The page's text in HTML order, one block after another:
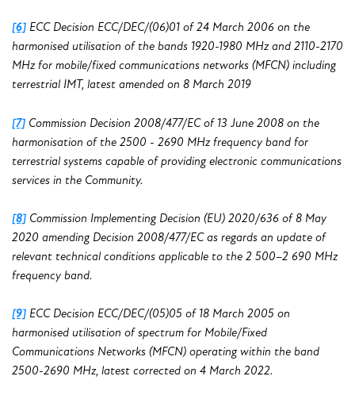
[6] ECC Decision ECC/DEC/(06)01 of 24 March 2006 on the
harmonised utilisation of the bands 1920-1980 MHz and 2110-2170
MHz for mobile/fixed communications networks (MFCN) including
terrestrial IMT, latest amended on 8 March 2019
[7] Commission Decision 2008/477/EC of 13 June 2008 on the
harmonisation of the 2500 - 2690 MHz frequency band for
terrestrial systems capable of providing electronic communications
services in the Community.
[8] Commission Implementing Decision (EU) 2020/636 of 8 May
2020 amending Decision 2008/477/EC as regards an update of
relevant technical conditions applicable to the 2 500–2 690 MHz
frequency band.
[9] ECC Decision ECC/DEC/(05)05 of 18 March 2005 on
harmonised utilisation of spectrum for Mobile/Fixed
Communications Networks (MFCN) operating within the band
2500-2690 MHz, latest corrected on 4 March 2022.